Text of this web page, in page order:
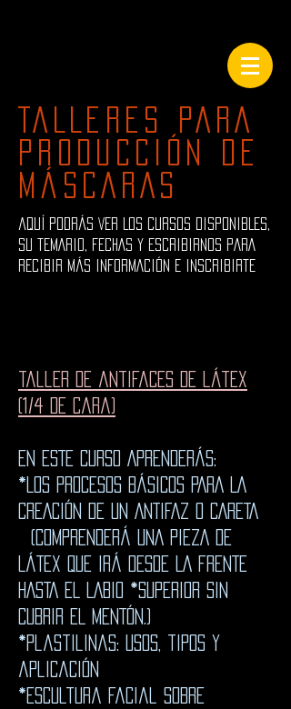
TALLERES PARA
PRODUCCIÓN DE
MÁSCARAS
aQUÍ PODRÁS VER LOS CURSOS DISPONIBLES,
SU TEMARIO, FECHAS Y ESCRIBIRNOS PARA
RECIBIR MÁS INFORMACIÓN E INSCRIBIRTE
taller de antifaces de látex
(1/4 de cara)
en ESTE CURSO APRENDERÁS:
*LOS PROCESOS BÁSICOS PARA LA
CREACIÓN DE UN ANTIFAZ O CARETA
(COMPRENDERÁ UNA PIEZA DE
LÁTEX QUE IRÁ DESDE LA FRENTE
HASTA EL LABIO *SUPERIOR SIN
CUBRIR EL MENTÓN.)
*Plastilinas: usos, tipos y
aplicación
*Escultura facial sobre